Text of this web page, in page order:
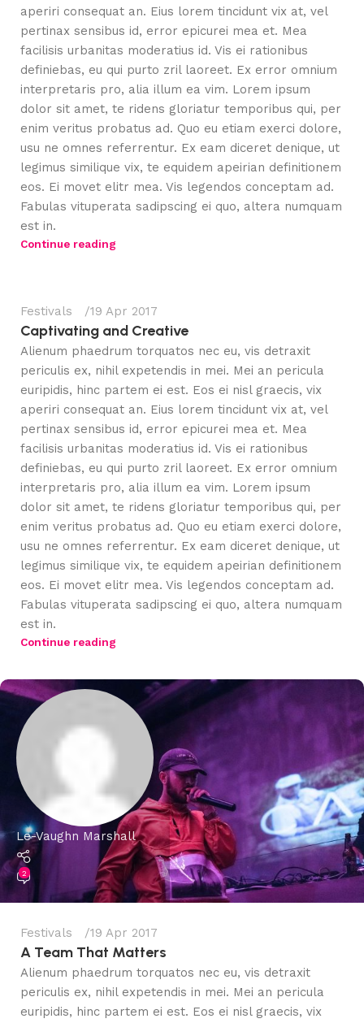
aperiri consequat an. Eius lorem tincidunt vix at, vel
pertinax sensibus id, error epicurei mea et. Mea
facilisis urbanitas moderatius id. Vis ei rationibus
definiebas, eu qui purto zril laoreet. Ex error omnium
interpretaris pro, alia illum ea vim. Lorem ipsum
dolor sit amet, te ridens gloriatur temporibus qui, per
enim veritus probatus ad. Quo eu etiam exerci dolore,
usu ne omnes referrentur. Ex eam diceret denique, ut
legimus similique vix, te equidem apeirian definitionem
eos. Ei movet elitr mea. Vis legendos conceptam ad.
Fabulas vituperata sadipscing ei quo, altera numquam
est in.
Continue reading
Le-Vaughn Marshall
2
Festivals 19 Apr 2017
Captivating and Creative
Alienum phaedrum torquatos nec eu, vis detraxit
periculis ex, nihil expetendis in mei. Mei an pericula
euripidis, hinc partem ei est. Eos ei nisl graecis, vix
aperiri consequat an. Eius lorem tincidunt vix at, vel
pertinax sensibus id, error epicurei mea et. Mea
facilisis urbanitas moderatius id. Vis ei rationibus
definiebas, eu qui purto zril laoreet. Ex error omnium
interpretaris pro, alia illum ea vim. Lorem ipsum
dolor sit amet, te ridens gloriatur temporibus qui, per
enim veritus probatus ad. Quo eu etiam exerci dolore,
usu ne omnes referrentur. Ex eam diceret denique, ut
legimus similique vix, te equidem apeirian definitionem
eos. Ei movet elitr mea. Vis legendos conceptam ad.
Fabulas vituperata sadipscing ei quo, altera numquam
est in.
Continue reading
Le-Vaughn Marshall
2
Festivals 19 Apr 2017
A Team That Matters
Alienum phaedrum torquatos nec eu, vis detraxit
periculis ex, nihil expetendis in mei. Mei an pericula
euripidis, hinc partem ei est. Eos ei nisl graecis, vix